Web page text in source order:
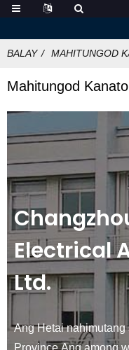
BALAY MAHITUNGOD
Mahitungod Kanato
Electrical
Ltd.
Ang Hetai
Province.Ang among